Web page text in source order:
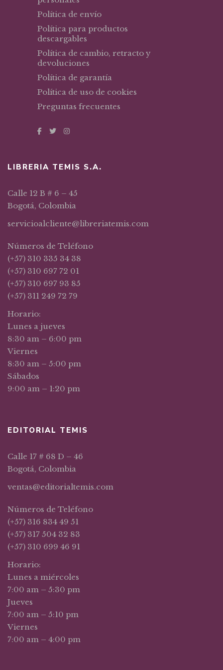
Política de envío
Política para productos
descargables
Política de cambio, retracto y
devoluciones
Política de garantía
Política de uso de cookies
Preguntas frecuentes
LIBRERIA TEMIS S.A.
Calle 12 B # 6 – 45
Bogotá, Colombia
servicioalcliente@libreriatemis.com
Números de Teléfono
(+57) 310 335 34 38
(+57) 310 697 72 01
(+57) 310 697 93 85
(+57) 311 249 72 79
Horario:
Lunes a jueves
8:30 am – 6:00 pm
Viernes
8:30 am – 5:00 pm
Sábados
9:00 am – 1:20 pm
EDITORIAL TEMIS
Calle 17 # 68 D – 46
Bogotá, Colombia
ventas@editorialtemis.com
Números de Teléfono
(+57) 316 834 49 51
(+57) 317 504 32 83
(+57) 310 699 46 91
Horario:
Lunes a miércoles
7:00 am – 5:30 pm
Jueves
7:00 am – 5:10 pm
Viernes
7:00 am – 4:00 pm